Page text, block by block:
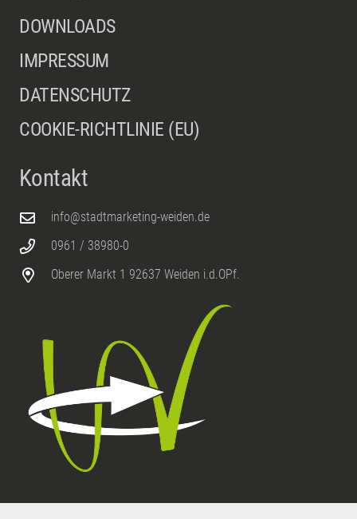
DOWNLOADS
IMPRESSUM
DATENSCHUTZ
COOKIE-RICHTLINIE (EU)
Kontakt
info@stadtmarketing-weiden.de
0961 / 38980-0
Oberer Markt 1 92637 Weiden i.d.OPf.